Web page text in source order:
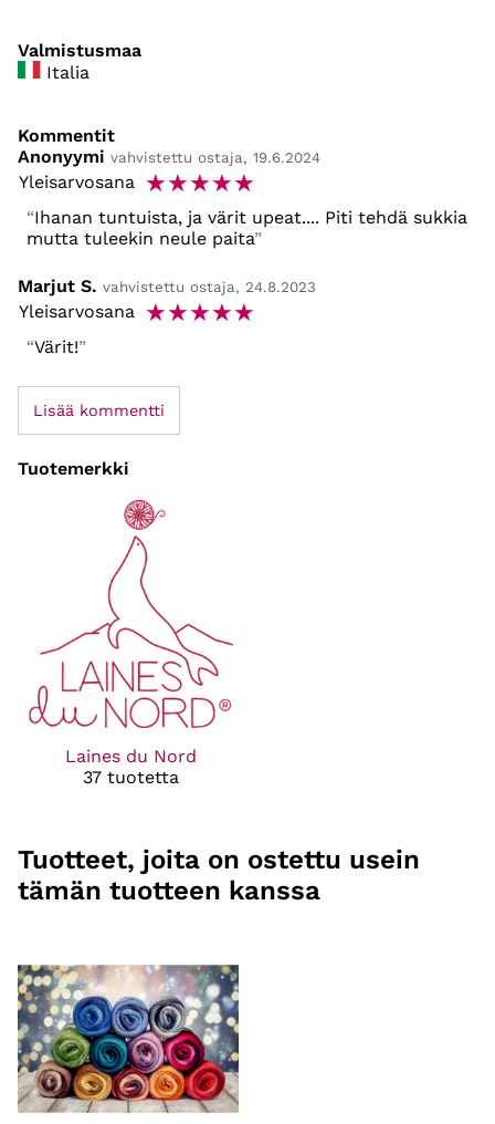
Valmistusmaa
Italia
Kommentit
Anonyymi vahvistettu ostaja, 19.6.2024
Yleisarvosana ☆☆☆☆☆
Ihanan tuntuista, ja värit upeat.... Piti tehdä sukkia
mutta tuleekin neule paita
Marjut S. vahvistettu ostaja, 24.8.2023
Yleisarvosana ☆☆☆☆☆
Värit!
Lisää kommentti
Tuotemerkki
Laines du Nord
37 tuotetta
Tuotteet, joita on ostettu usein
tämän tuotteen kanssa